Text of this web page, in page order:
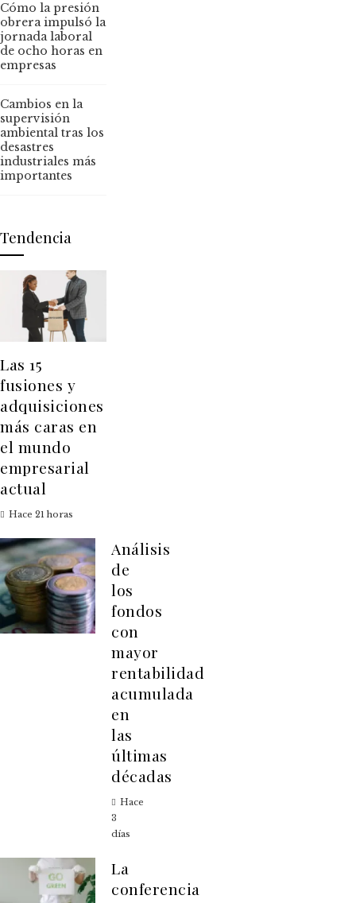
Cómo la presión
obrera impulsó la
jornada laboral
de ocho horas en
empresas
Cambios en la
supervisión
ambiental tras los
desastres
industriales más
importantes
Tendencia
Las 15
fusiones y
adquisiciones
más caras en
el mundo
empresarial
actual
Hace 21 horas
Análisis
de
los
fondos
con
mayor
rentabilidad
acumulada
en
las
últimas
décadas
Hace
3
días
La
conferencia